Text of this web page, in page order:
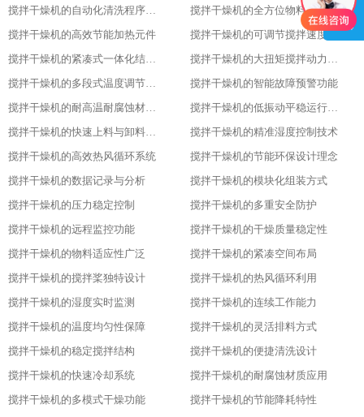
搅拌干燥机的自动化清洗程序设置
搅拌干燥机的全方位物料搅拌效果
搅拌干燥机的高效节能加热元件
搅拌干燥机的可调节搅拌速度功能
搅拌干燥机的紧凑式一体化结构布局
搅拌干燥机的大扭矩搅拌动力输出
搅拌干燥机的多段式温度调节模式
搅拌干燥机的智能故障预警功能
搅拌干燥机的耐高温耐腐蚀材质选用
搅拌干燥机的低振动平稳运行特性
搅拌干燥机的快速上料与卸料设计
搅拌干燥机的精准湿度控制技术
搅拌干燥机的高效热风循环系统
搅拌干燥机的节能环保设计理念
搅拌干燥机的数据记录与分析
搅拌干燥机的模块化组装方式
搅拌干燥机的压力稳定控制
搅拌干燥机的多重安全防护
搅拌干燥机的远程监控功能
搅拌干燥机的干燥质量稳定性
搅拌干燥机的物料适应性广泛
搅拌干燥机的紧凑空间布局
搅拌干燥机的搅拌桨独特设计
搅拌干燥机的热风循环利用
搅拌干燥机的湿度实时监测
搅拌干燥机的连续工作能力
搅拌干燥机的温度均匀性保障
搅拌干燥机的灵活排料方式
搅拌干燥机的稳定搅拌结构
搅拌干燥机的便捷清洗设计
搅拌干燥机的快速冷却系统
搅拌干燥机的耐腐蚀材质应用
搅拌干燥机的多模式干燥功能
搅拌干燥机的节能降耗特性